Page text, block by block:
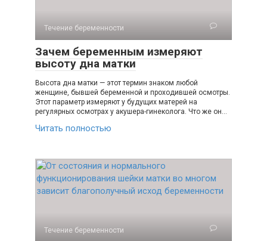
Течение беременности
Зачем беременным измеряют
высоту дна матки
Высота дна матки — этот термин знаком любой
женщине, бывшей беременной и проходившей осмотры.
Этот параметр измеряют у будущих матерей на
регулярных осмотрах у акушера-гинеколога. Что же он…
Читать полностью
Течение беременности